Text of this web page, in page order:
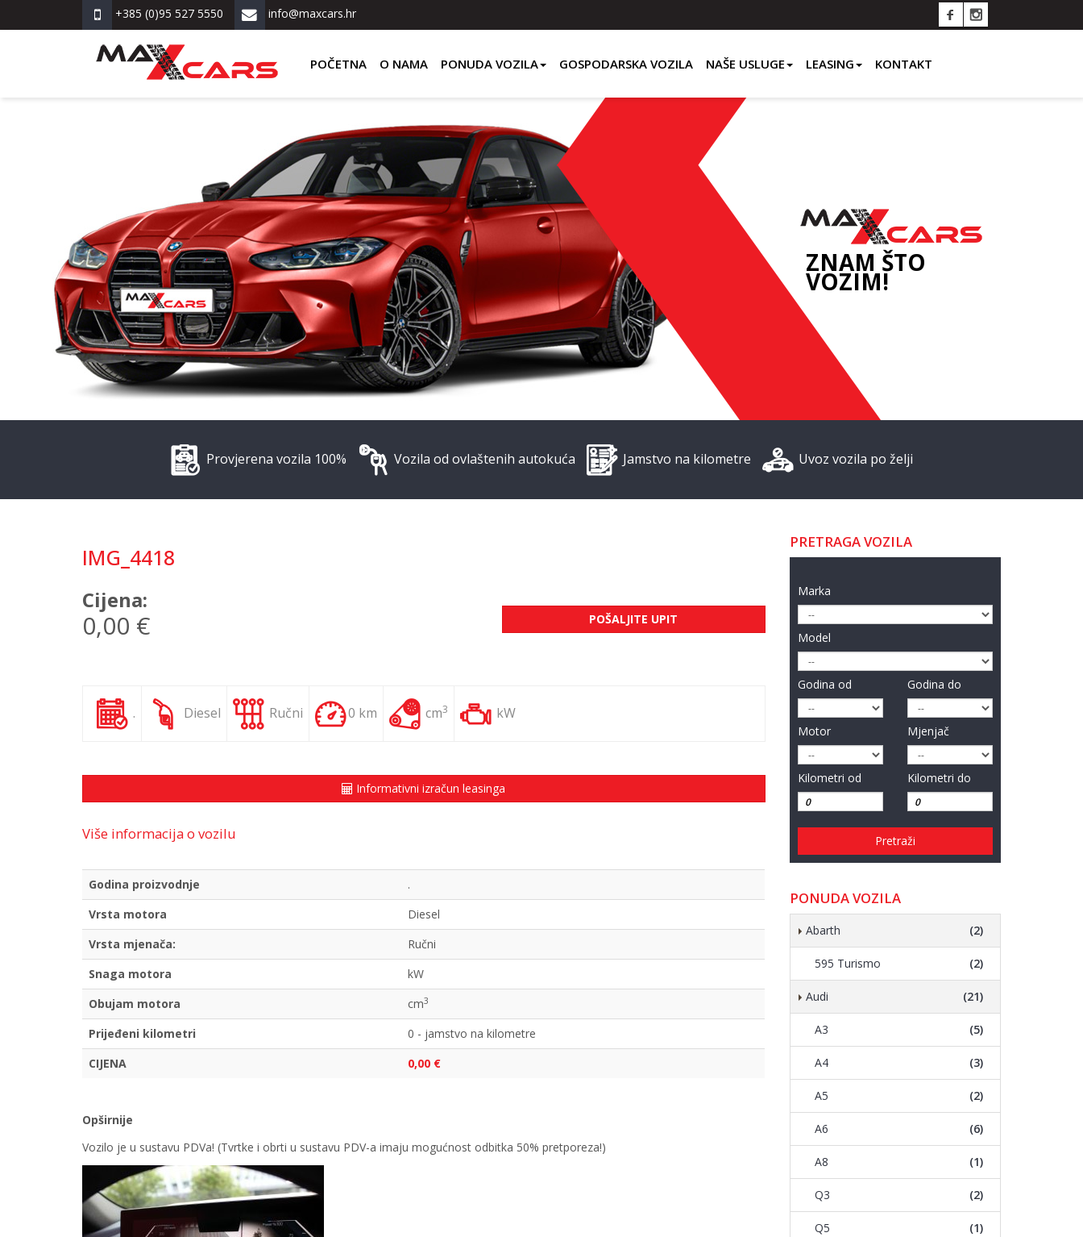
+385 (0)95 527 5550 info@maxcars.hr
POČETNA O NAMA PONUDA VOZILA GOSPODARSKA VOZILA NAŠE USLUGE LEASING KONTAKT
ZNAM ŠTO
VOZIM!
Provjerena vozila 100% Vozila od ovlaštenih autokuća Jamstvo na kilometre Uvoz vozila po želji
IMG_4418
Cijena:
0,00 € POŠALJITE UPIT
. Diesel Ručni 0 km cm3 kW
Informativni izračun leasinga
Više informacija o vozilu
Godina proizvodnje
.
Vrsta motora
Diesel
Vrsta mjenača:
Ručni
Snaga motora
kW
Obujam motora
cm3
Prijeđeni kilometri
0 - jamstvo na kilometre
CIJENA
0,00 €
Opširnije
Vozilo je u sustavu PDVa! (Tvrtke i obrti u sustavu PDV-a imaju mogućnost odbitka 50% pretporeza!)
PRETRAGA VOZILA
Marka
Model
Godina od Godina do
Motor Mjenjač
Kilometri od Kilometri do
Pretraži
PONUDA VOZILA
Abarth (2)
595 Turismo (2)
Audi (21)
A3 (5)
A4 (3)
A5 (2)
A6 (6)
A8 (1)
Q3 (2)
Q5 (1)